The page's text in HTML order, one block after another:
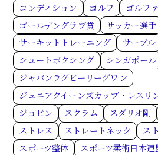
コンディション
ゴルフ
ゴルフ
ゴールデングラブ賞
サッカー選手
サーキットトレーニング
サーブル
シュートボクシング
シンガポール
ジャパンラグビーリーグワン
ジュニアクイーンズカップ・レスリ
ジョビン
スクラム スダリオ剛
ストレス
ストレートネック
ス
スポーツ整体
スポーツ柔術日本連